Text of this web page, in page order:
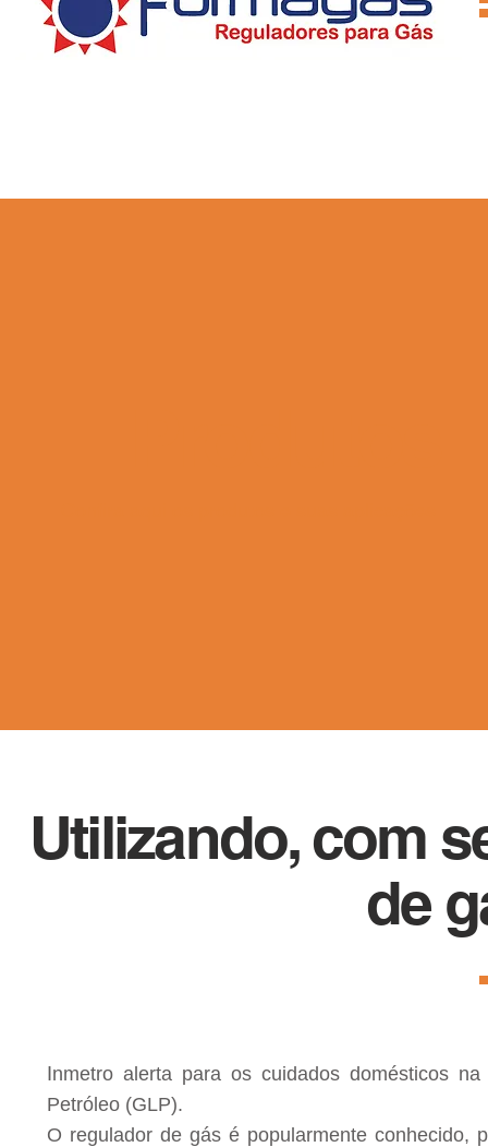
Utilizando, com
de
Inmetro alerta para os cuidados domésticos
Petróleo (GLP).
O regulador de gás é popularmente conhecido,